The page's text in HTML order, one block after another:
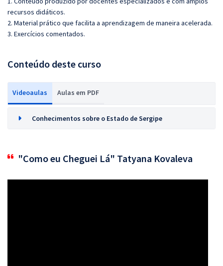
recursos didáticos.
2. Material prático que facilita a aprendizagem de maneira acelerada.
3. Exercícios comentados.
Conteúdo deste curso
Videoaulas Aulas em PDF
Conhecimentos sobre o Estado de Sergipe
"Como eu Cheguei Lá" Tatyana Kovaleva